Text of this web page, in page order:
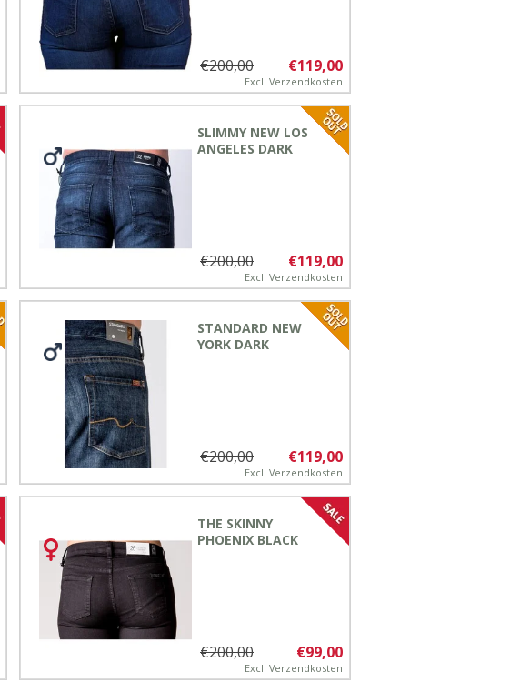
€119,00
€200,00
Excl. Verzendkosten
SLIMMY NEW LOS
ANGELES DARK
€119,00
€200,00
Excl. Verzendkosten
STANDARD NEW
YORK DARK
€119,00
€200,00
Excl. Verzendkosten
THE SKINNY
PHOENIX BLACK
€99,00
€200,00
Excl. Verzendkosten